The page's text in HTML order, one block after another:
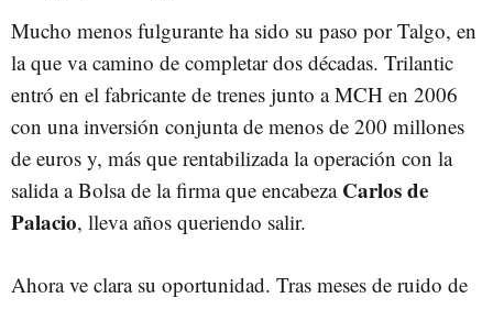
Mucho menos fulgurante ha sido su paso por Talgo, en
la que va camino de completar dos décadas. Trilantic
entró en el fabricante de trenes junto a MCH en 2006
con una inversión conjunta de menos de 200 millones
de euros y, más que rentabilizada la operación con la
salida a Bolsa de la firma que encabeza Carlos de
Palacio, lleva años queriendo salir.
Ahora ve clara su oportunidad. Tras meses de ruido de